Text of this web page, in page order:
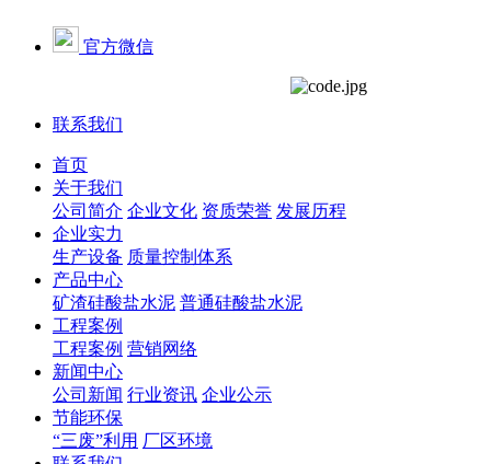
官方微信
联系我们
首页
关于我们
公司简介 企业文化 资质荣誉 发展历程
企业实力
生产设备 质量控制体系
产品中心
矿渣硅酸盐水泥 普通硅酸盐水泥
工程案例
工程案例 营销网络
新闻中心
公司新闻 行业资讯 企业公示
节能环保
“三废”利用 厂区环境